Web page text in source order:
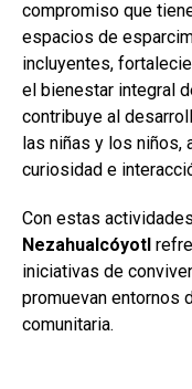
compromiso que
espacios de
incluyentes,
el bienestar integral
contribuye al
las niñas y los niños,
curiosidad e
Con estas
Nezahualcóyotl
iniciativas de
promuevan entornos
comunitaria.